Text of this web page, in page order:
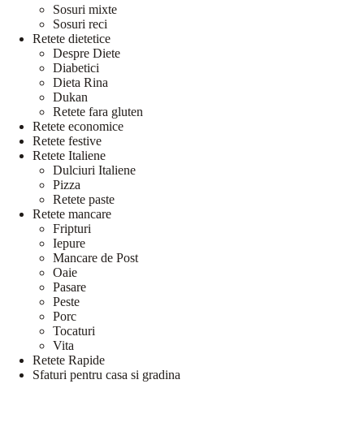
Sosuri mixte
Sosuri reci
Retete dietetice
Despre Diete
Diabetici
Dieta Rina
Dukan
Retete fara gluten
Retete economice
Retete festive
Retete Italiene
Dulciuri Italiene
Pizza
Retete paste
Retete mancare
Fripturi
Iepure
Mancare de Post
Oaie
Pasare
Peste
Porc
Tocaturi
Vita
Retete Rapide
Sfaturi pentru casa si gradina